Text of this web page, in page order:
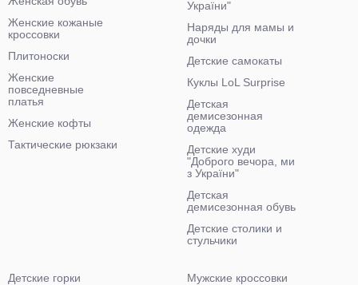
Женские кожаные
кроссовки
Плитоноски
Женские
повседневные
платья
Женские кофты
Тактические рюкзаки
України"
Наряды для мамы и
дочки
Детские самокаты
Куклы LoL Surprise
Детская
демисезонная
одежда
Детские худи
"Доброго вечора, ми
з України"
Детская
демисезонная обувь
Детские столики и
стульчики
Детские горки
Мужские кроссовки